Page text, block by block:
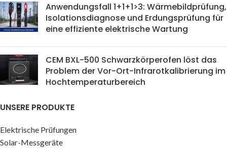
Anwendungsfall 1+1+1>3: Wärmebildprüfung,
Isolationsdiagnose und Erdungsprüfung für
eine effiziente elektrische Wartung
CEM BXL-500 Schwarzkörperofen löst das
Problem der Vor-Ort-Infrarotkalibrierung im
Hochtemperaturbereich
UNSERE PRODUKTE
Elektrische Prüfungen
Solar-Messgeräte